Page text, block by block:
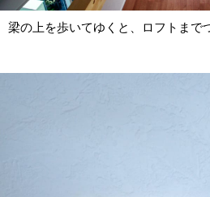
梁の上を歩いてゆくと、ロフトまで